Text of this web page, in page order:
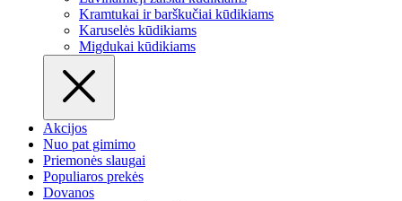
Kramtukai ir barškučiai kūdikiams
Karuselės kūdikiams
Migdukai kūdikiams
Akcijos
Nuo pat gimimo
Priemonės slaugai
Populiaros prekės
Dovanos